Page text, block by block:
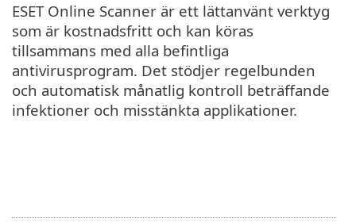
ESET Online Scanner är ett lättanvänt verktyg
som är kostnadsfritt och kan köras
tillsammans med alla befintliga
antivirusprogram. Det stödjer regelbunden
och automatisk månatlig kontroll beträffande
infektioner och misstänkta applikationer.